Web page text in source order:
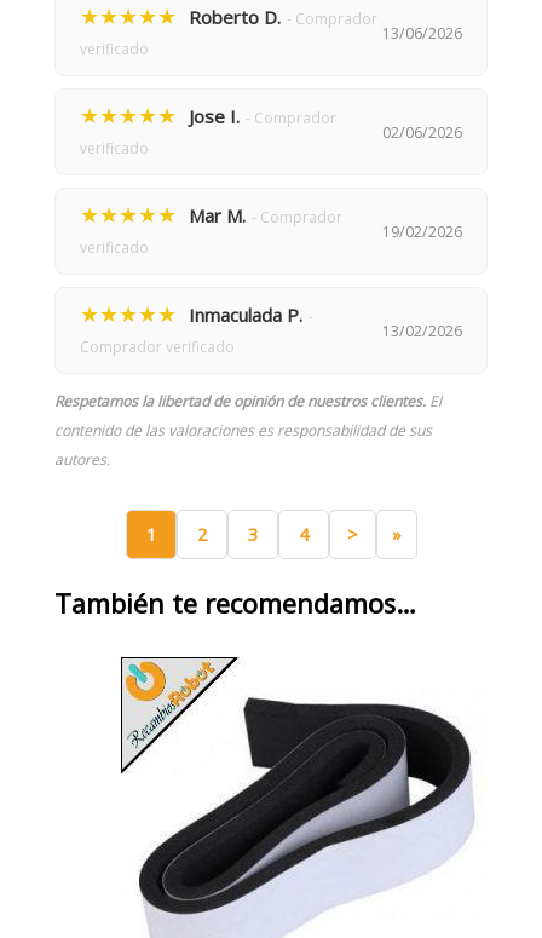
★★★★★ Roberto D. - Comprador
verificado
13/06/2026
★★★★★ Jose I. - Comprador
verificado
02/06/2026
★★★★★ Mar M. - Comprador
verificado
19/02/2026
★★★★★ Inmaculada P. -
Comprador verificado
13/02/2026
Respetamos la libertad de opinión de nuestros clientes. El
contenido de las valoraciones es responsabilidad de sus
autores.
1 2 3 4 > »
También te recomendamos…